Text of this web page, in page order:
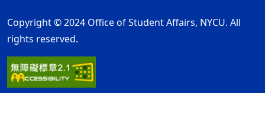
Copyright © 2024 Office of Student Affairs, NYCU. All
rights reserved.